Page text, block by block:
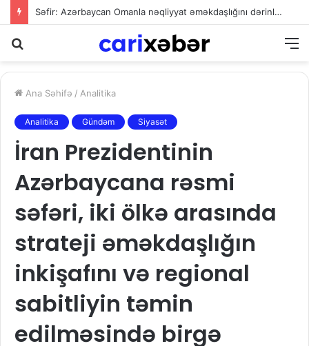
Səfir: Azərbaycan Omanla nəqliyyat əməkdaşlığını dərinləşdirməyə hazırdır
Ana Səhifə / Analitika
Analitika Gündəm Siyasət
İran Prezidentinin
Azərbaycana rəsmi
səfəri, iki ölkə arasında
strateji əməkdaşlığın
inkişafını və regional
sabitliyin təmin
edilməsində birgə